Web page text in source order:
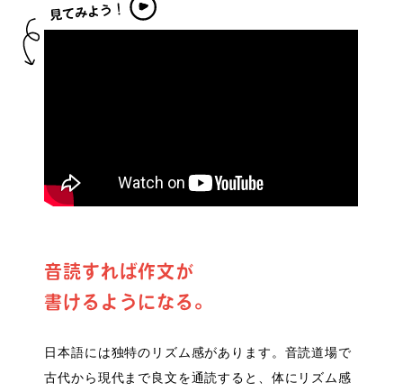
音読すれば作文が
書けるようになる。
日本語には独特のリズム感があります。音読道場で
古代から現代まで良文を通読すると、体にリズム感